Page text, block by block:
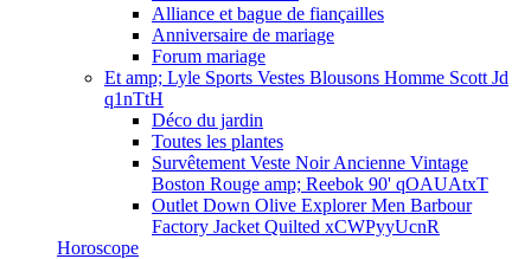
Alliance et bague de fiançailles
Anniversaire de mariage
Forum mariage
Et amp; Lyle Sports Vestes Blousons Homme Scott Jd
q1nTtH
Déco du jardin
Toutes les plantes
Survêtement Veste Noir Ancienne Vintage
Boston Rouge amp; Reebok 90' qOAUAtxT
Outlet Down Olive Explorer Men Barbour
Factory Jacket Quilted xCWPyyUcnR
Horoscope